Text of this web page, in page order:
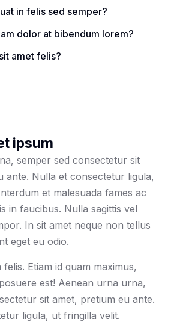
in felis sed semper?
dolor at bibendum lorem?
amet felis?
ipsum
semper sed consectetur sit
ante. Nulla et consectetur ligula,
et malesuada fames ac
in faucibus. Nulla sagittis vel
In sit amet neque non tellus
eget eu odio.
felis. Etiam id quam maximus,
est! Aenean urna urna,
sit amet, pretium eu ante.
ligula, ut fringilla velit.